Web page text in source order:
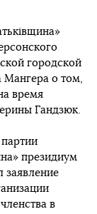
городской
Мангера о том,
время
Гандзюк.
президиум
заявление
в